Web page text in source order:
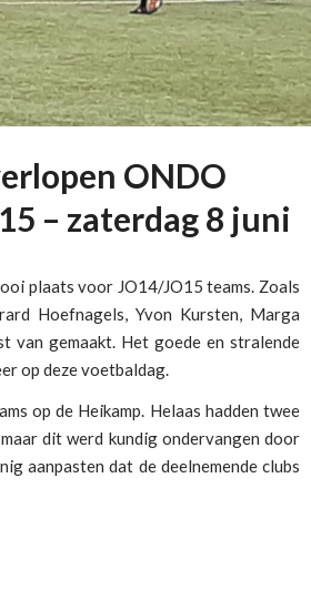
ONDO
– zaterdag 8 juni
plaats voor JO14/JO15 teams. Zoals
Hoefnagels, Yvon Kursten, Marga
van gemaakt. Het goede en stralende
op deze voetbaldag.
op de Heikamp. Helaas hadden twee
dit werd kundig ondervangen door
aanpasten dat de deelnemende clubs